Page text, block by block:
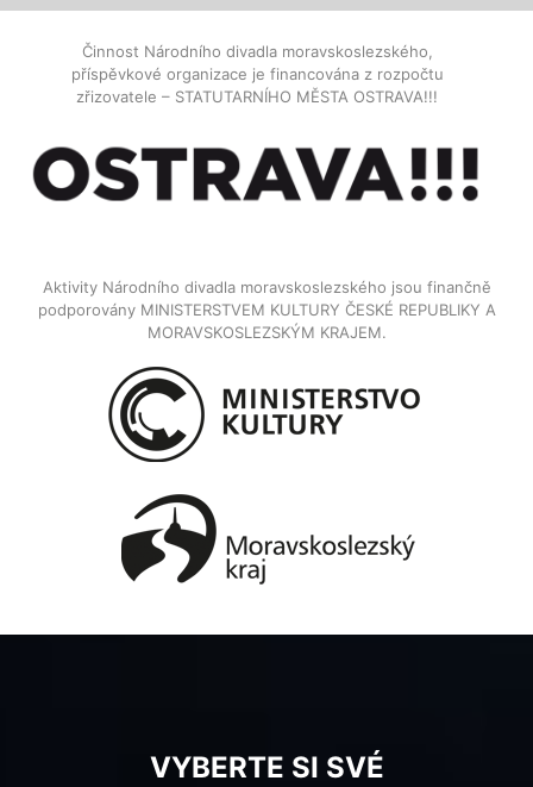
Činnost Národního divadla moravskoslezského,
příspěvkové organizace je financována z rozpočtu
zřizovatele – STATUTARNÍHO MĚSTA OSTRAVA!!!
Aktivity Národního divadla moravskoslezského jsou finančně
podporovány MINISTERSTVEM KULTURY ČESKÉ REPUBLIKY A
MORAVSKOSLEZSKÝM KRAJEM.
VYBERTE SI SVÉ